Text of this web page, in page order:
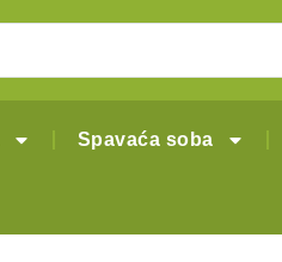
Spavaća soba